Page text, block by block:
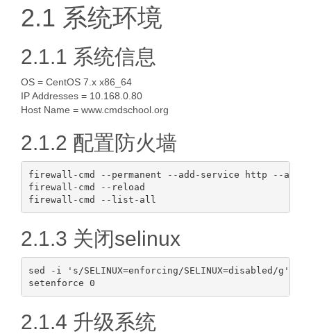
2.1 系统环境
2.1.1 系统信息
OS = CentOS 7.x x86_64
IP Addresses = 10.168.0.80
Host Name = www.cmdschool.org
2.1.2 配置防火墙
firewall-cmd --permanent --add-service http --add-
firewall-cmd --reload
2.1.3 关闭selinux
sed -i 's/SELINUX=enforcing/SELINUX=disabled/g'
2.1.4 升级系统